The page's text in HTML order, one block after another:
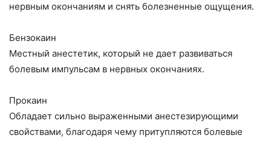
нервным окончаниям и снять болезненные ощущения.
Бензокаин
Местный анестетик, который не дает развиваться
болевым импульсам в нервных окончаниях.
Прокаин
Обладает сильно выраженными анестезирующими
свойствами, благодаря чему притупляются болевые